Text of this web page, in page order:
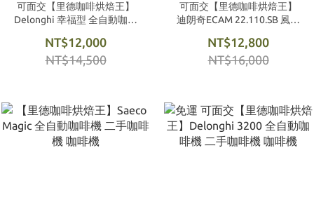
可面交【里德咖啡烘焙王】
Delonghi 幸福型 全自動咖啡
NT$12,000
NT$14,500
可面交【里德咖啡烘焙王】
迪朗奇ECAM 22.110.SB 風雅
NT$12,800
NT$16,000